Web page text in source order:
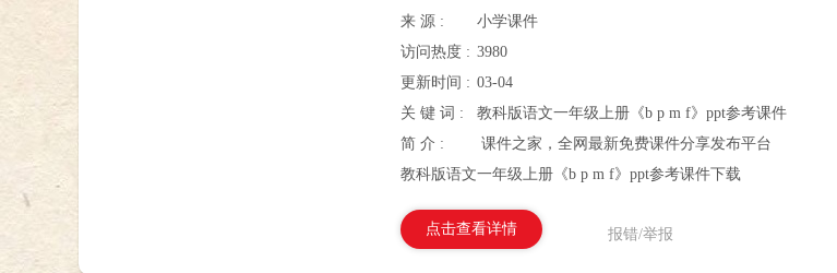
来 源 :
小学课件
访问热度 : 3980
更新时间 : 03-04
关 键 词 :
教科版语文一年级上册《b p m f》ppt参考课件
简 介 :
课件之家，全网最新免费课件分享发布平台
教科版语文一年级上册《b p m f》ppt参考课件下载
点击查看详情 报错/举报